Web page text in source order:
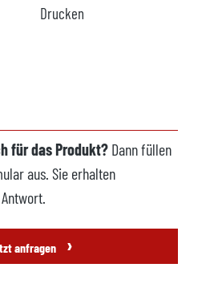
Drucken
für das Produkt? Dann füllen
aus. Sie erhalten
anfragen ›